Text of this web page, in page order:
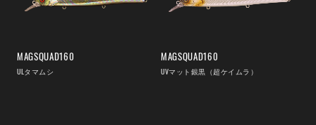
MAGSQUAD160
ULタマムシ
MAGSQUAD160
UVマット銀黒（超ケイムラ）